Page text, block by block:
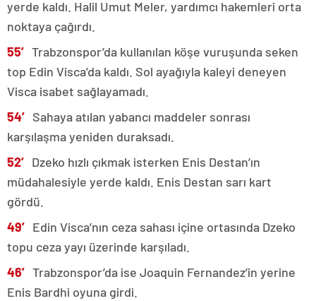
yerde kaldı. Halil Umut Meler, yardımcı hakemleri orta
noktaya çağırdı.
55′ Trabzonspor’da kullanılan köşe vuruşunda seken
top Edin Visca’da kaldı. Sol ayağıyla kaleyi deneyen
Visca isabet sağlayamadı.
54′ Sahaya atılan yabancı maddeler sonrası
karşılaşma yeniden duraksadı.
52′ Dzeko hızlı çıkmak isterken Enis Destan’ın
müdahalesiyle yerde kaldı. Enis Destan sarı kart
gördü.
49′ Edin Visca’nın ceza sahası içine ortasında Dzeko
topu ceza yayı üzerinde karşıladı.
46′ Trabzonspor’da ise Joaquin Fernandez’in yerine
Enis Bardhi oyuna girdi.